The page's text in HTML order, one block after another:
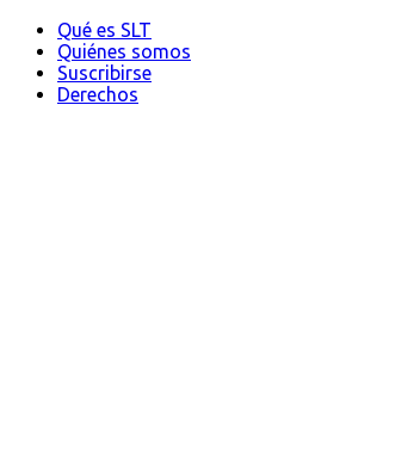
Qué es SLT
Quiénes somos
Suscribirse
Derechos